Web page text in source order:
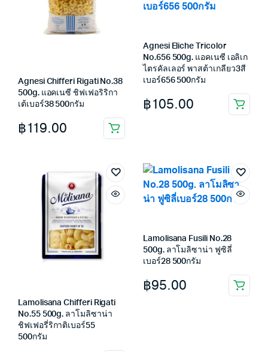
Agnesi Chifferi Rigati No.38
500g. แอคเนซี ชิฟเฟอริริกา
เต้เบอร์38 500กรัม
฿119.00
Agnesi Eliche Tricolor
No.656 500g. แอคเนซี เอลิเก
ไตรคัลเลอร์ พาสต้าเกลียว3สี
เบอร์656 500กรัม
฿105.00
Lamolisana Chifferi Rigati
No.55 500g. ลาโมลิซาน่า
ชิฟเฟอรี่ริกาติเบอร์55
500กรัม
Lamolisana Fusili No.28
500g. ลาโมลิซาน่า ฟูซิลี่
เบอร์28 500กรัม
฿95.00